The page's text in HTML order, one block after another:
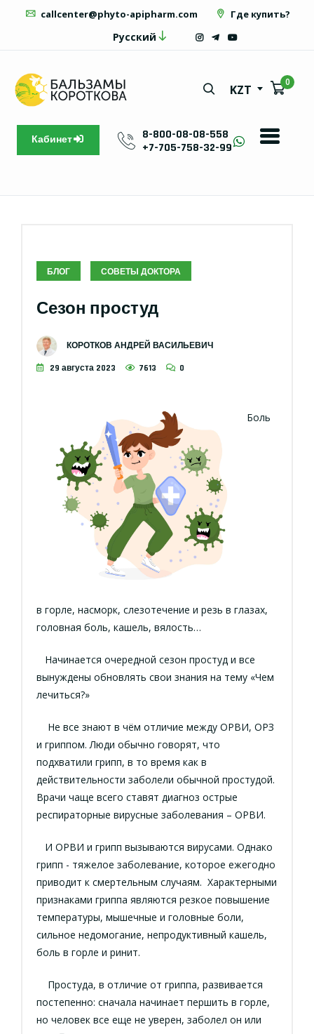
callcenter@phyto-apipharm.com Где купить?
Русский
KZT
0
Кабинет
8-800-08-08-558
+7-705-758-32-99
БЛОГ СОВЕТЫ ДОКТОРА
Сезон простуд
КОРОТКОВ АНДРЕЙ ВАСИЛЬЕВИЧ
29 августа 2023 7613 0
Боль
в горле, насморк, слезотечение и резь в глазах,
головная боль, кашель, вялость…
Начинается очередной сезон простуд и все
вынуждены обновлять свои знания на тему «Чем
лечиться?»
Не все знают в чём отличие между ОРВИ, ОРЗ
и гриппом. Люди обычно говорят, что
подхватили грипп, в то время как в
действительности заболели обычной простудой.
Врачи чаще всего ставят диагноз острые
респираторные вирусные заболевания – ОРВИ.
И ОРВИ и грипп вызываются вирусами. Однако
грипп - тяжелое заболевание, которое ежегодно
приводит к смертельным случаям. Характерными
признаками гриппа являются резкое повышение
температуры, мышечные и головные боли,
сильное недомогание, непродуктивный кашель,
боль в горле и ринит.
Простуда, в отличие от гриппа, развивается
постепенно: сначала начинает першить в горле,
но человек все еще не уверен, заболел он или